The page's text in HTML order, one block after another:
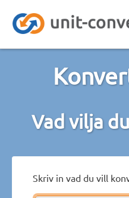
Vad vilja
Skriv in vad du vill